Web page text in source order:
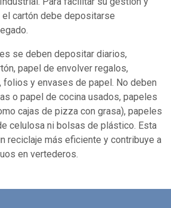
cartón debe depositarse
se deben depositar diarios,
papel de envolver regalos,
y envases de papel. No deben
o papel de cocina usados, papeles
cajas de pizza con grasa), papeles
celulosa ni bolsas de plástico. Esta
reciclaje más eficiente y contribuye a
en vertederos.